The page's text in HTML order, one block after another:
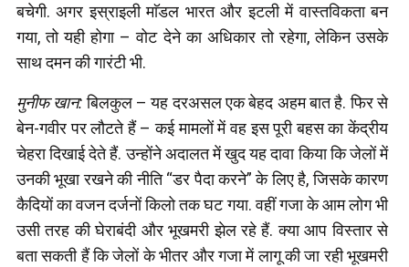
बचेगी. अगर इस्राइली माॅडल भारत और इटली में वास्तविकता बन
गया, तो यही होगा – वोट देने का अधिकार तो रहेगा, लेकिन उसके
साथ दमन की गारंटी भी.
मुनीफ खान:बिलकुल – यह दरअसल एक बेहद अहम बात है. फिर से
बेन-गवीर पर लौटते हैं – कई मामलों में वह इस पूरी बहस का केंद्रीय
चेहरा दिखाई देते हैं. उन्होंने अदालत में खुद यह दावा किया कि जेलों में
उनकी भूखा रखने की नीति “डर पैदा करने” के लिए है, जिसके कारण
कैदियों का वजन दर्जनों किलो तक घट गया. वहीं गजा के आम लोग भी
उसी तरह की घेराबंदी और भूखमरी झेल रहे हैं. क्या आप विस्तार से
बता सकती हैं कि जेलों के भीतर और गजा में लागू की जा रही भूखमरी